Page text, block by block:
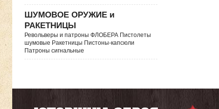
ШУМОВОЕ ОРУЖИЕ и
РАКЕТНИЦЫ
Револьверы и патроны ФЛОБЕРА Пистолеты
шумовые Ракетницы Пистоны-капсюли
Патроны сигнальные